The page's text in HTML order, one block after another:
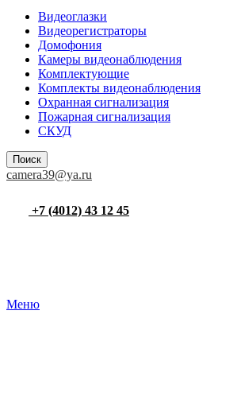
Видеоглазки
Видеорегистраторы
Домофония
Камеры видеонаблюдения
Комплектующие
Комплекты видеонаблюдения
Охранная сигнализация
Пожарная сигнализация
СКУД
Поиск
camera39@ya.ru
+7 (4012) 43 12 45
Меню